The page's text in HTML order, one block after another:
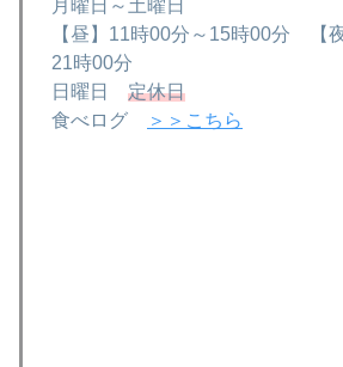
月曜日～土曜日
【昼】11時00分～15時00分 【
21時00分
日曜日 定休日
食べログ
＞＞こちら